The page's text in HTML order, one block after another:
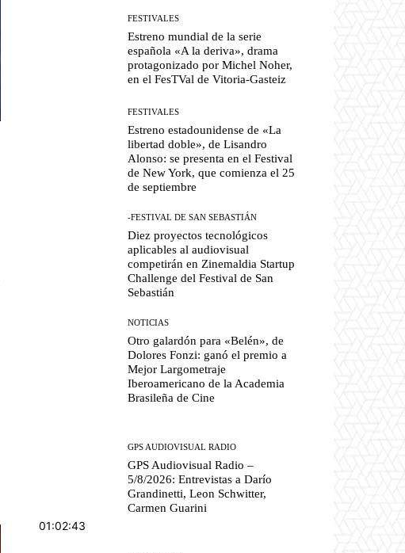
FESTIVALES
Estreno mundial de la serie
española «A la deriva», drama
protagonizado por Michel Noher,
en el FesTVal de Vitoria-Gasteiz
FESTIVALES
Estreno estadounidense de «La
libertad doble», de Lisandro
Alonso: se presenta en el Festival
de New York, que comienza el 25
de septiembre
-FESTIVAL DE SAN SEBASTIÁN
Diez proyectos tecnológicos
aplicables al audiovisual
competirán en Zinemaldia Startup
Challenge del Festival de San
Sebastián
NOTICIAS
Otro galardón para «Belén», de
Dolores Fonzi: ganó el premio a
Mejor Largometraje
Iberoamericano de la Academia
Brasileña de Cine
01:02:43
GPS AUDIOVISUAL RADIO
GPS Audiovisual Radio –
5/8/2026: Entrevistas a Darío
Grandinetti, Leon Schwitter,
Carmen Guarini